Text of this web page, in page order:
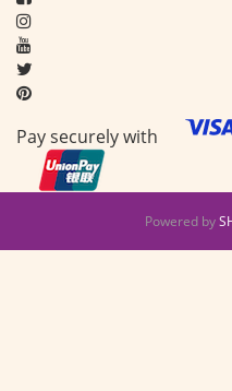
Pay securely with
Powered by